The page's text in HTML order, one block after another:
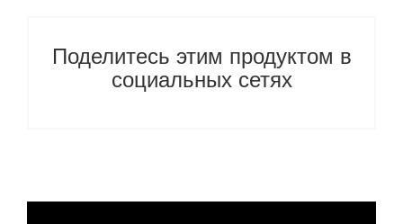
Поделитесь этим продуктом в
социальных сетях